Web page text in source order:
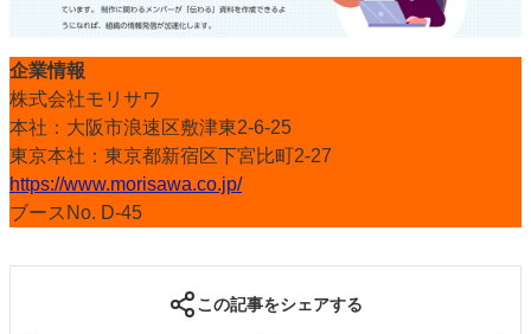
企業情報
株式会社モリサワ
本社：大阪市浪速区敷津東2-6-25
東京本社：東京都新宿区下宮比町2-27
https://www.morisawa.co.jp/
ブースNo. D-45
この記事をシェアする